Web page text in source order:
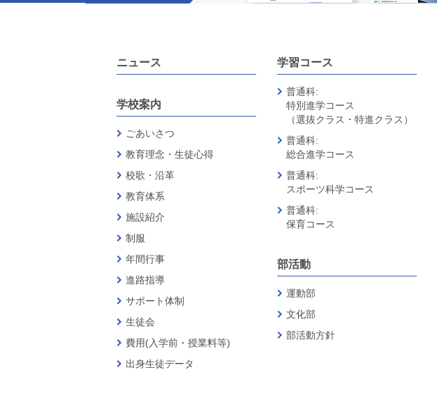
ニュース
学校案内
ごあいさつ
教育理念・生徒心得
校歌・沿革
教育体系
施設紹介
制服
年間行事
進路指導
サポート体制
生徒会
費用(入学前・授業料等)
出身生徒データ
学習コース
普通科:
特別進学コース
（選抜クラス・特進クラス）
普通科:
総合進学コース
普通科:
スポーツ科学コース
普通科:
保育コース
部活動
運動部
文化部
部活動方針